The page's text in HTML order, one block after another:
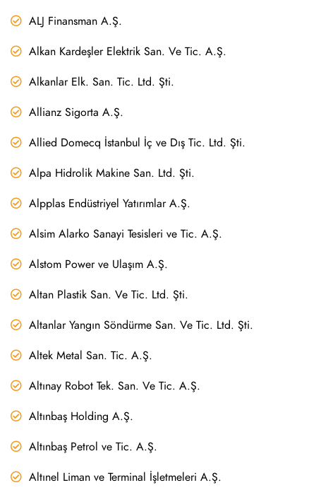
ALJ Finansman A.Ş.
Alkan Kardeşler Elektrik San. Ve Tic. A.Ş.
Alkanlar Elk. San. Tic. Ltd. Şti.
Allianz Sigorta A.Ş.
Allied Domecq İstanbul İç ve Dış Tic. Ltd. Şti.
Alpa Hidrolik Makine San. Ltd. Şti.
Alpplas Endüstriyel Yatırımlar A.Ş.
Alsim Alarko Sanayi Tesisleri ve Tic. A.Ş.
Alstom Power ve Ulaşım A.Ş.
Altan Plastik San. Ve Tic. Ltd. Şti.
Altanlar Yangın Söndürme San. Ve Tic. Ltd. Şti.
Altek Metal San. Tic. A.Ş.
Altınay Robot Tek. San. Ve Tic. A.Ş.
Altınbaş Holding A.Ş.
Altınbaş Petrol ve Tic. A.Ş.
Altınel Liman ve Terminal İşletmeleri A.Ş.